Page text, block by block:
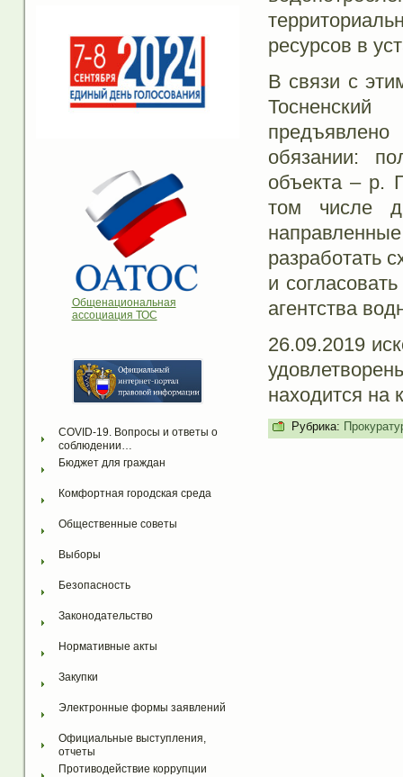
Общенациональная
ассоциация ТОС
COVID-19. Вопросы и ответы о
соблюдении…
Бюджет для граждан
Комфортная городская среда
Общественные советы
Выборы
Безопасность
Законодательство
Нормативные акты
Закупки
Электронные формы заявлений
Официальные выступления,
отчеты
Противодействие коррупции
ресурсов в
В связи с
обязании:
объекта – р.
том числе
разработать
и
агентства
26.09.2019
находится на
Рубрика: